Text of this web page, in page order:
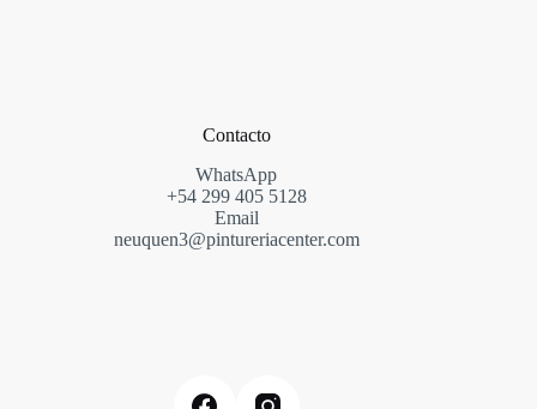
Contacto
WhatsApp
+54 299 405 5128
Email
neuquen3@pintureriacenter.com